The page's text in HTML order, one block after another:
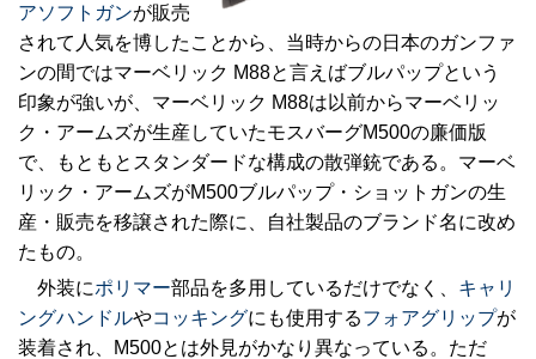
アソフトガンが販売
されて人気を博したことから、当時からの日本のガンファ
ンの間ではマーベリック M88と言えばブルパップという
印象が強いが、マーベリック M88は以前からマーベリッ
ク・アームズが生産していたモスバーグM500の廉価版
で、もともとスタンダードな構成の散弾銃である。マーベ
リック・アームズがM500ブルパップ・ショットガンの生
産・販売を移譲された際に、自社製品のブランド名に改め
たもの。
外装にポリマー部品を多用しているだけでなく、 キャリ
ングハンドルやコッキングにも使用するフォアグリップが
装着され、M500とは外見がかなり異なっている。ただ